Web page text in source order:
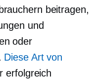
beitragen,
und
oder
Diese Art von
erfolgreich